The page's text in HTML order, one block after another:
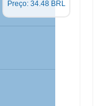
Preço: 34.48 BRL